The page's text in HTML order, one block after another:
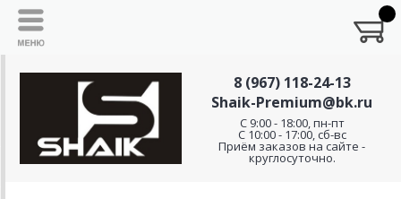
8 (967) 118-24-13
Shaik-Premium@bk.ru
C 9:00 - 18:00, пн-пт
С 10:00 - 17:00, сб-вс
Приём заказов на сайте -
круглосуточно.